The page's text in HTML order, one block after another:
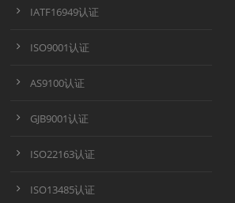
IATF16949认证
ISO9001认证
AS9100认证
GJB9001认证
ISO22163认证
ISO13485认证